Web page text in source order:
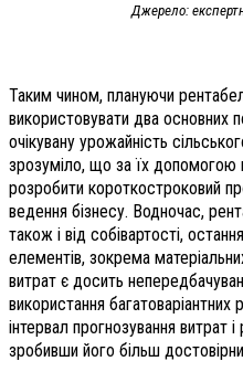
Джерело:
Таким чином, плануючи
використовувати два основних
очікувану урожайність
зрозуміло, що за їх
розробити короткостроковий
ведення бізнесу. Водночас,
також і від собівартості,
елементів, зокрема
витрат є досить
використання
інтервал прогнозування витрат
зробивши його більш